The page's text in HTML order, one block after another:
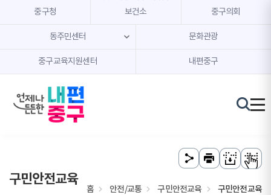
본문 내용 바로가기
주메뉴 바로가기
중구청 보건소 중구의회
동주민센터 문화관광
중구교육지원센터 내편중구
구민안전교육
홈 안전/교통 구민안전교육 구민안전교육